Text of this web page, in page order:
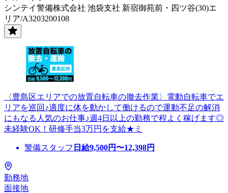
シンテイ警備株式会社 池袋支社 新宿御苑前・四ツ谷(30)エ
リア/A3203200108
〈豊島区エリアでの放置自転車の撤去作業〉電動自転車でエ
リアを巡回♪適度に体を動かして働けるので運動不足の解消
にもなる人気のお仕事♪週4日以上の勤務で程よく稼げます◎
未経験OK！研修手当3万円を支給★ミ
警備スタッフ 日給9,500円〜12,398円
勤務地
面接地